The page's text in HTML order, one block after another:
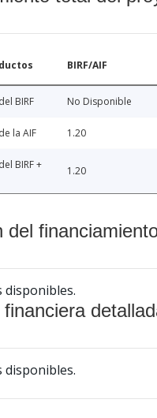
BIRF/AIF
BIRF No Disponible
la AIF 1.20
BIRF +
1.20
del
disponibles.
disponibles.